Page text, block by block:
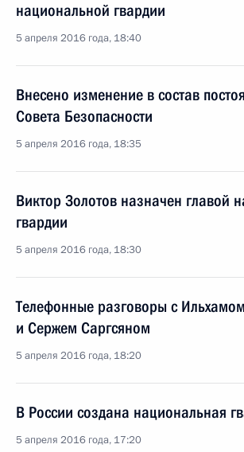
национальной гвардии
5 апреля 2016 года, 18:40
Внесено изменение в состав
Совета Безопасности
5 апреля 2016 года, 18:35
Виктор Золотов назначен главой
гвардии
5 апреля 2016 года, 18:30
Телефонные разговоры с
и Сержем Саргсяном
5 апреля 2016 года, 18:20
В России создана национальная
5 апреля 2016 года, 17:20